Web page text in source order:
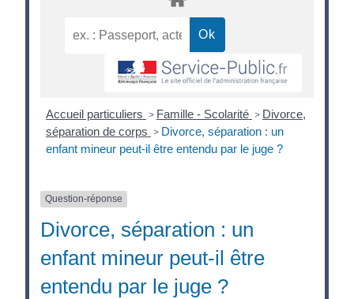
Accueil particuliers > Famille - Scolarité > Divorce,
séparation de corps > Divorce, séparation : un
enfant mineur peut-il être entendu par le juge ?
Question-réponse
Divorce, séparation : un
enfant mineur peut-il être
entendu par le juge ?